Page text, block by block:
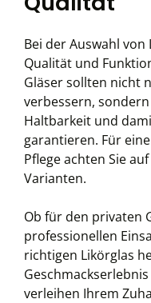
Bei der Auswahl
Qualität und
Gläser sollten nicht
verbessern,
Haltbarkeit und
garantieren. Für
Pflege achten Sie
Varianten.
Ob für den privaten
professionellen
richtigen Likörglas
verleihen Ihrem